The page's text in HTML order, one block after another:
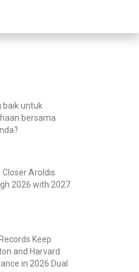
baik untuk
bersama
Closer Aroldis
2026 with 2027
Keep
and Harvard
in 2026 Dual